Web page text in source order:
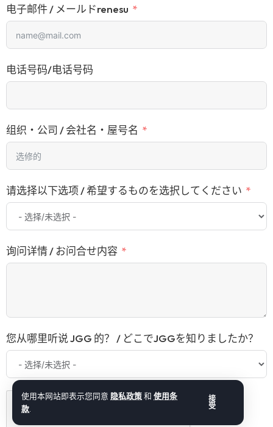
使用本网站即表示您同意 隐私政策和 使用条
款
接
受
电子邮件 / メールドrenesu
电话号码/电话号码
组织・公司 / 会社名・屋号名
请选择以下选项 / 希望するものを选択してください
询问详情 / お问合せ内容
您从哪里听说 JGG 的？ / どこでJGGを知りましたか？